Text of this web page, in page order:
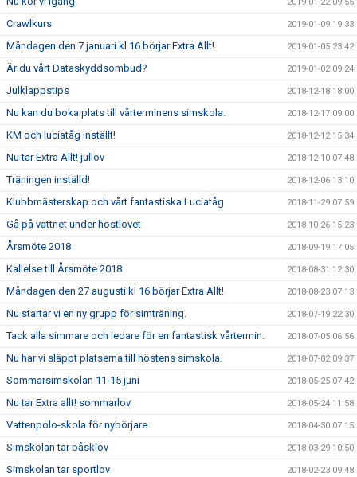
2019-01-22 09:55
Crawlkurs 2019-01-09 19:33
Måndagen den 7 januari kl 16 börjar Extra Allt! 2019-01-05 23:42
Är du vårt Dataskyddsombud? 2019-01-02 09:24
Julklappstips 2018-12-18 18:00
Nu kan du boka plats till vårterminens simskola. 2018-12-17 09:00
KM och luciatåg inställt! 2018-12-12 15:34
Nu tar Extra Allt! jullov 2018-12-10 07:48
Träningen inställd! 2018-12-06 13:10
Klubbmästerskap och vårt fantastiska Luciatåg 2018-11-29 07:59
Gå på vattnet under höstlovet 2018-10-26 15:23
Årsmöte 2018 2018-09-19 17:05
Kallelse till Årsmöte 2018 2018-08-31 12:30
Måndagen den 27 augusti kl 16 börjar Extra Allt! 2018-08-23 07:13
Nu startar vi en ny grupp för simträning. 2018-07-19 22:30
Tack alla simmare och ledare för en fantastisk vårtermin. 2018-07-05 06:56
Nu har vi släppt platserna till höstens simskola. 2018-07-02 09:37
Sommarsimskolan 11-15 juni 2018-05-25 07:42
Nu tar Extra allt! sommarlov 2018-05-24 11:58
Vattenpolo-skola för nybörjare 2018-04-30 07:15
Simskolan tar påsklov 2018-03-29 10:50
Simskolan tar sportlov 2018-02-23 09:48